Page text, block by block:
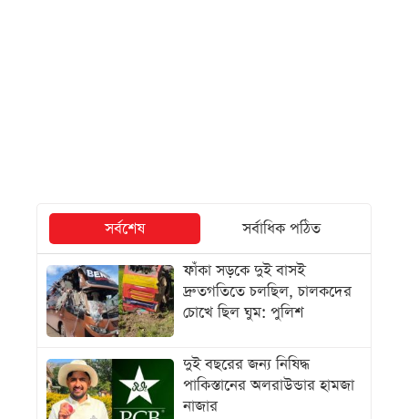
সর্বশেষ
সর্বাধিক পঠিত
ফাঁকা সড়কে দুই বাসই
দ্রুতগতিতে চলছিল, চালকদের
চোখে ছিল ঘুম: পুলিশ
দুই বছরের জন্য নিষিদ্ধ
পাকিস্তানের অলরাউন্ডার হামজা
নাজার